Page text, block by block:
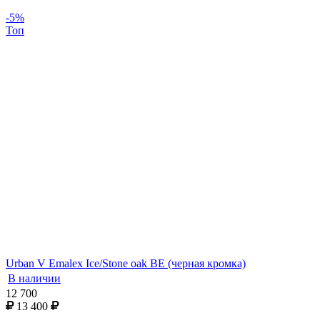
-5%
Топ
Urban V Emalex Ice/Stone oak BE (черная кромка)
В наличии
12 700
13 400